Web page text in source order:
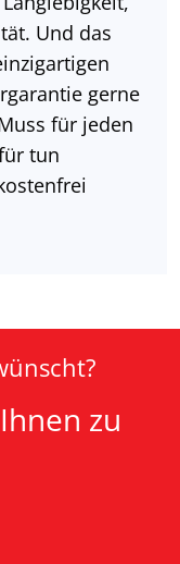
Und das
gerne
für jeden
tun
zu